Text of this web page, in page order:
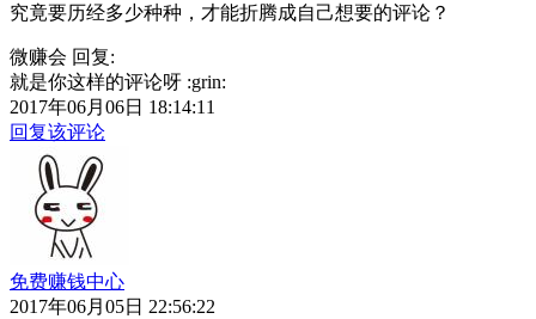
究竟要历经多少种种，才能折腾成自己想要的评论？
微赚会 回复:
就是你这样的评论呀 :grin:
2017年06月06日 18:14:11
回复该评论
免费赚钱中心
2017年06月05日 22:56:22